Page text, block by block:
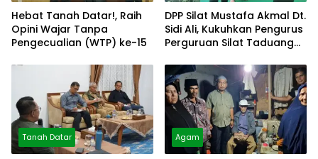
Hebat Tanah Datar!, Raih
Opini Wajar Tanpa
Pengecualian (WTP) ke-15
DPP Silat Mustafa Akmal Dt.
Sidi Ali, Kukuhkan Pengurus
Perguruan Silat Taduang
Tanah Datar Agam